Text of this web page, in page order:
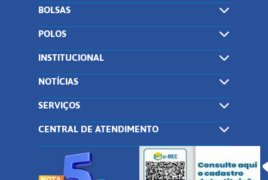
BOLSAS
POLOS
INSTITUCIONAL
NOTÍCIAS
SERVIÇOS
CENTRAL DE ATENDIMENTO